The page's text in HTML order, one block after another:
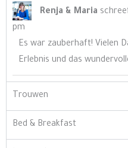
Renja & Maria
pm
Es war zauberhaft! Vielen
Erlebnis und das
Trouwen
Bed & Breakfast